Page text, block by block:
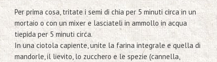
Per prima cosa, tritate i semi di chia per 5 minuti circa in un
mortaio o con un mixer e lasciateli in ammollo in acqua
tiepida per 5 minuti circa.
In una ciotola capiente, unite la farina integrale e quella di
mandorle, il lievito, lo zucchero e le spezie (cannella,